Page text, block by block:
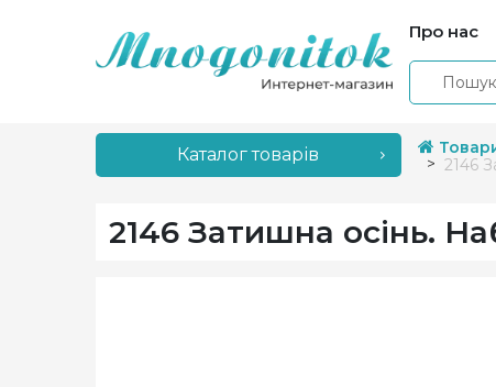
Про нас
Каталог товарів
2146
2146 Затишна осінь.